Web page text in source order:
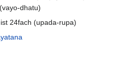
dhatu)
24fach (upada-rupa)